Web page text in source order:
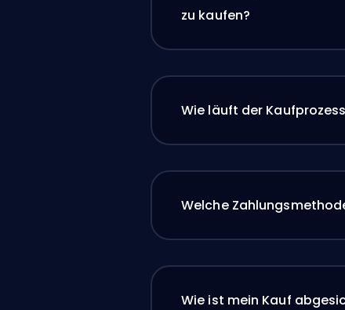
zu kaufen?
Wie läuft der
Welche
Wie ist mein Kauf